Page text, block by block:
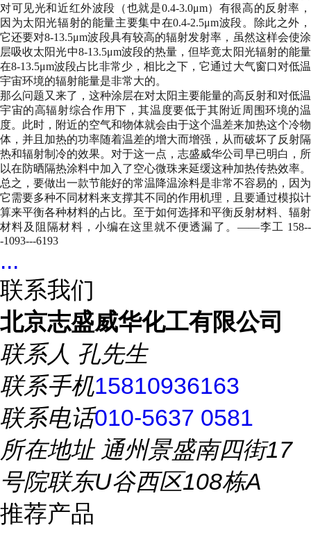
对可见光和近红外波段（也就是0.4-3.0μm）有很高的反射率，
因为太阳光辐射的能量主要集中在0.4-2.5μm波段。除此之外，
它还要对8-13.5μm波段具有较高的辐射发射率，虽然这样会使涂
层吸收太阳光中8-13.5μm波段的热量，但毕竟太阳光辐射的能量
在8-13.5μm波段占比非常少，相比之下，它通过大气窗口对低温
宇宙环境的辐射能量是非常大的。
那么问题又来了，这种涂层在对太阳主要能量的高反射和对低温
宇宙的高辐射综合作用下，其温度要低于其附近周围环境的温
度。此时，附近的空气和物体就会由于这个温差来加热这个冷物
体，并且加热的功率随着温差的增大而增强，从而破坏了反射隔
热和辐射制冷的效果。对于这一点，志盛威华公司早已明白，所
以在防晒隔热涂料中加入了空心微珠来延缓这种加热传热效率。
总之，要做出一款节能好的常温降温涂料是非常不容易的，因为
它需要多种不同材料来支撑其不同的作用机理，且要通过模拟计
算来平衡各种材料的占比。至于如何选择和平衡反射材料、辐射
材料及阻隔材料，小编在这里就不便透漏了。——李工 158--
-1093---6193
...
联系我们
北京志盛威华化工有限公司
联系人 孔先生
联系手机15810936163
联系电话010-5637 0581
所在地址通州景盛南四街17
号院联东U谷西区108栋A
推荐产品